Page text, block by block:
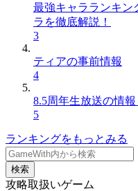
最強キャラランキン
ラを徹底解説！
3
ティアの事前情報
4
8.5周年生放送の情
5
ランキングをもっとみる
検索
攻略取扱いゲーム